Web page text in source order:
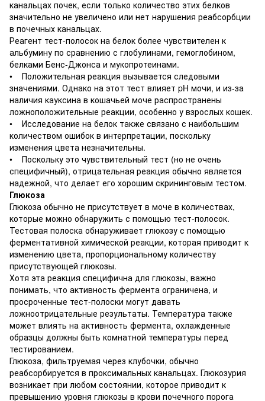
канальцах почек, если только количество этих белков
значительно не увеличено или нет нарушения реабсорбции
в почечных канальцах.
Реагент тест-полосок на белок более чувствителен к
альбумину по сравнению с глобулинами, гемоглобином,
белками Бенс-Джонса и мукопротеинами.
• Положительная реакция вызывается следовыми
значениями. Однако на этот тест влияет pH мочи, и из-за
наличия кауксина в кошачьей моче распространены
ложноположительные реакции, особенно у взрослых кошек.
• Исследование на белок также связано с наибольшим
количеством ошибок в интерпретации, поскольку
изменения цвета незначительны.
• Поскольку это чувствительный тест (но не очень
специфичный), отрицательная реакция обычно является
надежной, что делает его хорошим скрининговым тестом.
Глюкоза
Глюкоза обычно не присутствует в моче в количествах,
которые можно обнаружить с помощью тест-полосок.
Тестовая полоска обнаруживает глюкозу с помощью
ферментативной химической реакции, которая приводит к
изменению цвета, пропорциональному количеству
присутствующей глюкозы.
Хотя эта реакция специфична для глюкозы, важно
понимать, что активность фермента ограничена, и
просроченные тест-полоски могут давать
ложноотрицательные результаты. Температура также
может влиять на активность фермента, охлажденные
образцы должны быть комнатной температуры перед
тестированием.
Глюкоза, фильтруемая через клубочки, обычно
реабсорбируется в проксимальных канальцах. Глюкозурия
возникает при любом состоянии, которое приводит к
превышению уровня глюкозы в крови почечного порога